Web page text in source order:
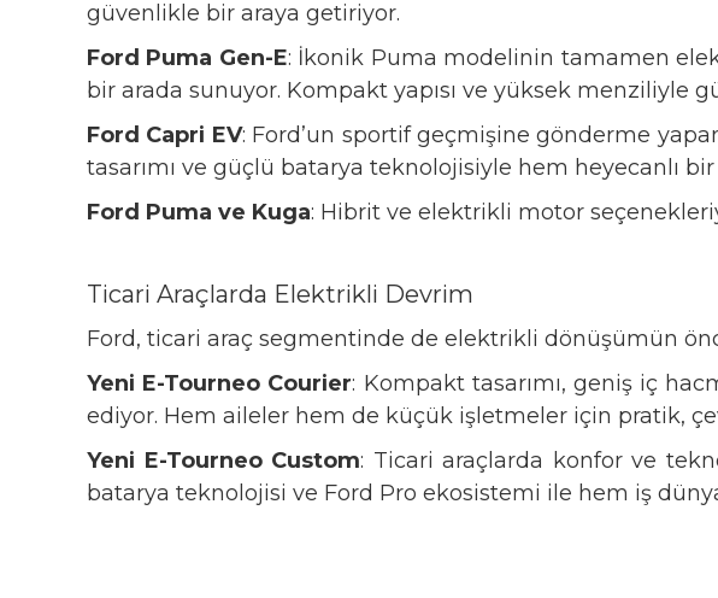
güvenlikle bir araya getiriyor.
Ford Puma Gen-E: İkonik Puma modelinin tamamen
bir arada sunuyor. Kompakt yapısı ve yüksek menziliyle
Ford Capri EV: Ford’un sportif geçmişine gönderme
tasarımı ve güçlü batarya teknolojisiyle hem heyecanlı
Ford Puma ve Kuga: Hibrit ve elektrikli motor
Ticari Araçlarda Elektrikli Devrim
Ford, ticari araç segmentinde de elektrikli dönüşümün
Yeni E-Tourneo Courier: Kompakt tasarımı, geniş iç
ediyor. Hem aileler hem de küçük işletmeler için pratik,
Yeni E-Tourneo Custom: Ticari araçlarda konfor ve
batarya teknolojisi ve Ford Pro ekosistemi ile hem iş